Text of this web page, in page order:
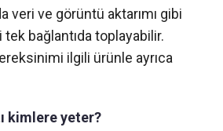
veri ve görüntü aktarımı gibi
bağlantıda toplayabilir.
ilgili ürünle ayrıca
kimlere yeter?